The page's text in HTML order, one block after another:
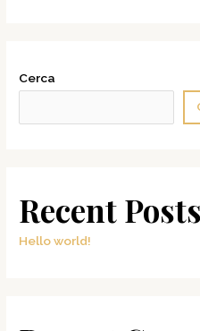
Cerca
Recent Posts
Hello world!